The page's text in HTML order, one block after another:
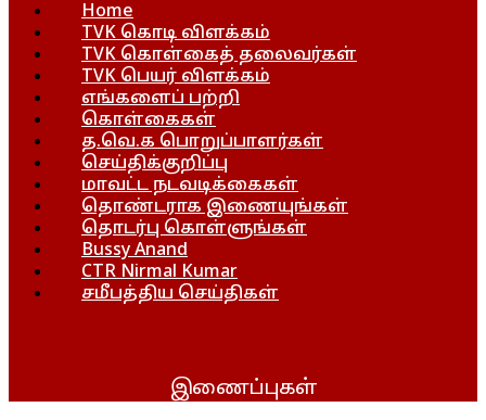
Home
TVK கொடி விளக்கம்
TVK கொள்கைத் தலைவர்கள்
TVK பெயர் விளக்கம்
எங்களைப் பற்றி
கொள்கைகள்
த.வெ.க பொறுப்பாளர்கள்
செய்திக்குறிப்பு
மாவட்ட நடவடிக்கைகள்
தொண்டராக இணையுங்கள்
தொடர்பு கொள்ளுங்கள்
Bussy Anand
CTR Nirmal Kumar
சமீபத்திய செய்திகள்
இணைப்புகள்